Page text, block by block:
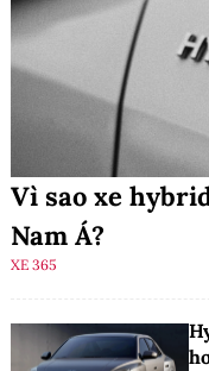
Vì sao xe
Nam Á?
XE 365